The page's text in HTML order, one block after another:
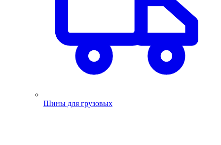
Шины для грузовых